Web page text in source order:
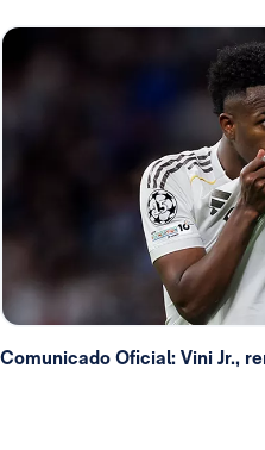
Comunicado Oficial: Vini Jr.,